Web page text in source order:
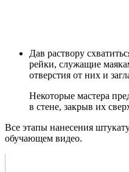
Дав раствору
рейки, служащие
отверстия от них и
Некоторые мастера
в стене, закрыв их
Все этапы нанесения
обучающем видео.